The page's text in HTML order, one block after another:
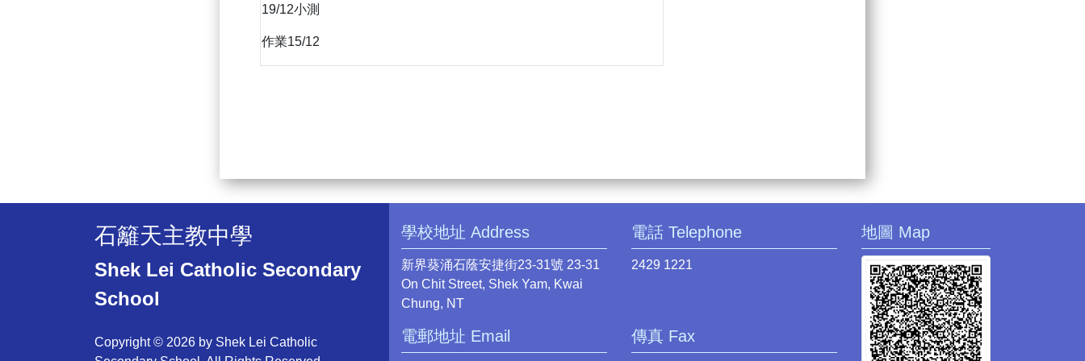
19/12小測
作業15/12
石籬天主教中學
Shek Lei Catholic Secondary
School
Copyright © 2026 by Shek Lei Catholic
學校地址 Address
新界葵涌石蔭安捷街23-31號 23-31
On Chit Street, Shek Yam, Kwai
Chung, NT
電話 Telephone
2429 1221
電郵地址 Email 傳真 Fax
地圖 Map